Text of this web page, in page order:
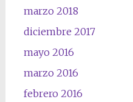
marzo 2018
diciembre 2017
mayo 2016
marzo 2016
febrero 2016